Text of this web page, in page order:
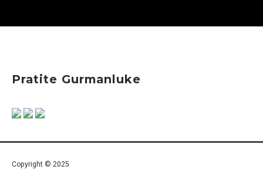
Pratite Gurmanluke
Copyright © 2025